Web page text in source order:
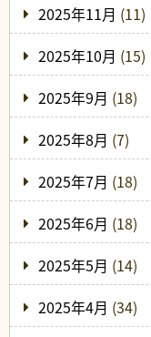
2025年11月 (11)
2025年10月 (15)
2025年9月 (18)
2025年8月 (7)
2025年7月 (18)
2025年6月 (18)
2025年5月 (14)
2025年4月 (34)